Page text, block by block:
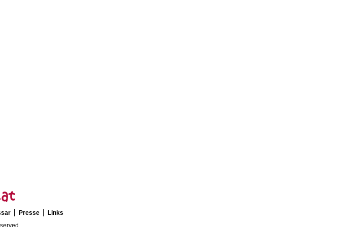
Presse
Links